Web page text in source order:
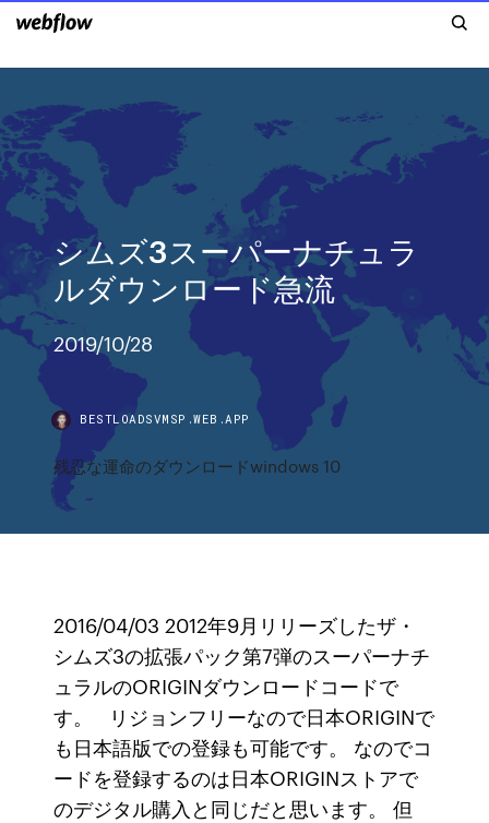
シムズ3スーパーナチュラ
ルダウンロード急流
2019/10/28
BESTLOADSVMSP.WEB.APP
残忍な運命のダウンロードwindows 10
2016/04/03 2012年9月リリーズしたザ・
シムズ3の拡張パック第7弾のスーパーナチ
ュラルのORIGINダウンロードコードで
す。 リジョンフリーなので日本ORIGINで
も日本語版での登録も可能です。 なのでコ
ードを登録するのは日本ORIGINストアで
のデジタル購入と同じだと思います。 但